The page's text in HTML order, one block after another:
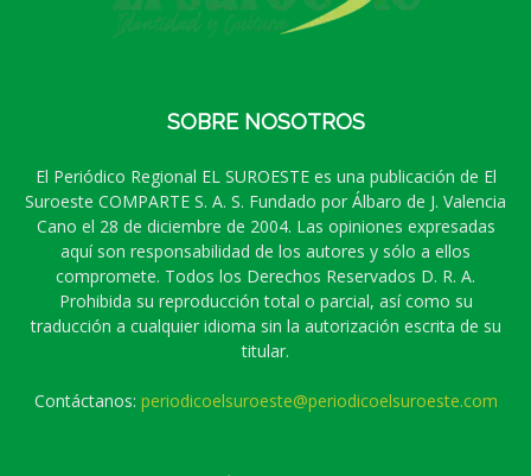
SOBRE NOSOTROS
El Periódico Regional EL SUROESTE es una publicación de El
Suroeste COMPARTE S. A. S. Fundado por Álbaro de J. Valencia
Cano el 28 de diciembre de 2004. Las opiniones expresadas
aquí son responsabilidad de los autores y sólo a ellos
compromete. Todos los Derechos Reservados D. R. A.
Prohibida su reproducción total o parcial, así como su
traducción a cualquier idioma sin la autorización escrita de su
titular.
Contáctanos: periodicoelsuroeste@periodicoelsuroeste.com